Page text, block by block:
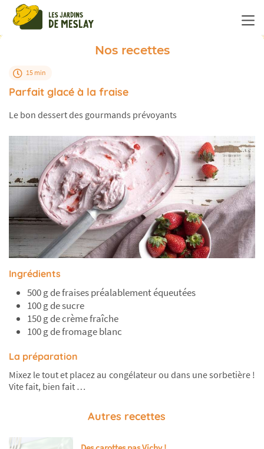
Nos recettes
15 min
Parfait glacé à la fraise
Le bon dessert des gourmands prévoyants
Ingrédients
500 g de fraises préalablement équeutées
100 g de sucre
150 g de crème fraîche
100 g de fromage blanc
La préparation
Mixez le tout et placez au congélateur ou dans une sorbetière !
Vite fait, bien fait …
Autres recettes
Panneau de gestion des cookies